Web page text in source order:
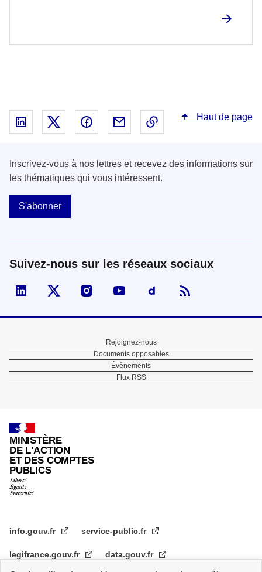
Partager sur Linked In - nouvelle fenêtre
Partager sur X - nouvelle fenêtre
Partager sur Facebook - nouvelle
Partager par email - nouvelle
Copier le lien dans le
Haut de page
Inscrivez-vous à nos lettres et recevez des informations sur
les thématiques qui vous intéressent.
S'abonner
Suivez-nous sur les réseaux sociaux
Visiter la page Linked In de fonction publique
Visiter la page X de fonction publique
Visiter la page Instagram de fonction
Visiter la page You Tube de
Visiter la page
Pied
de
Rejoignez-nous
Documents opposables
Évènements
Flux RSS
MINISTÈRE
DE L'ACTION
ET DES COMPTES
PUBLICS
info.gouv.fr service-public.fr
legifrance.gouv.fr data.gouv.fr